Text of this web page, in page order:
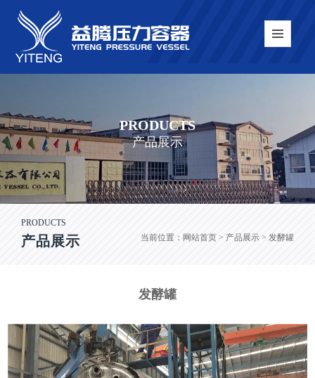
PRODUCTS
产品展示
PRODUCTS
产品展示 当前位置： 网站首页> 产品展示 > 发酵罐
发酵罐